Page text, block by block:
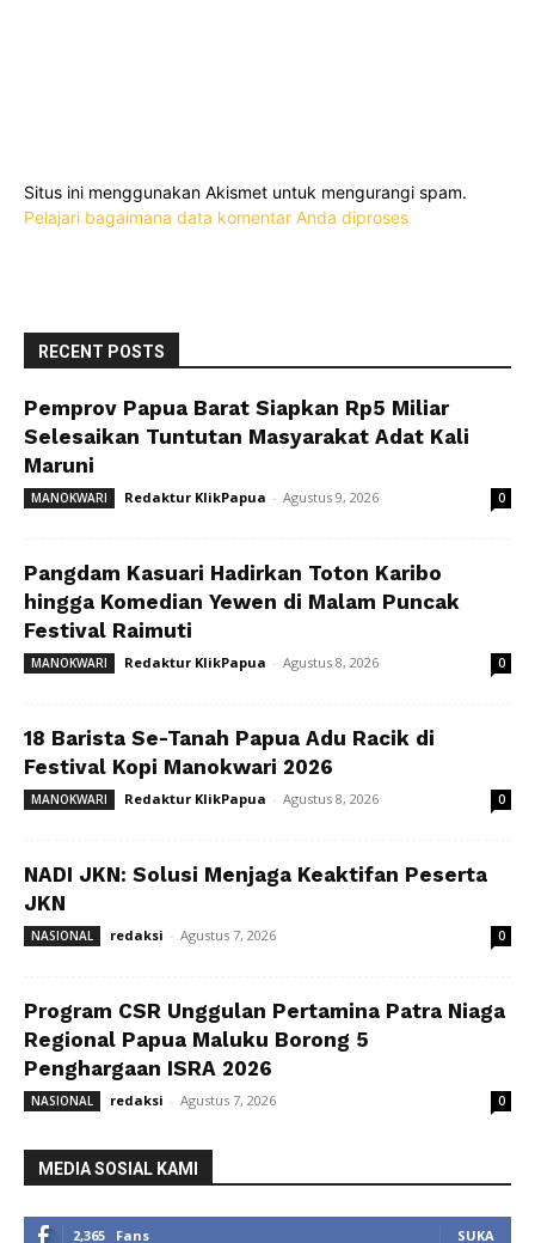
Situs ini menggunakan Akismet untuk mengurangi spam.
Pelajari bagaimana data komentar Anda diproses
RECENT POSTS
Pemprov Papua Barat Siapkan Rp5 Miliar
Selesaikan Tuntutan Masyarakat Adat Kali
Maruni
MANOKWARI Redaktur KlikPapua - Agustus 9, 2026 0
Pangdam Kasuari Hadirkan Toton Karibo
hingga Komedian Yewen di Malam Puncak
Festival Raimuti
MANOKWARI Redaktur KlikPapua - Agustus 8, 2026 0
18 Barista Se-Tanah Papua Adu Racik di
Festival Kopi Manokwari 2026
MANOKWARI Redaktur KlikPapua - Agustus 8, 2026 0
NADI JKN: Solusi Menjaga Keaktifan Peserta
JKN
NASIONAL redaksi - Agustus 7, 2026 0
Program CSR Unggulan Pertamina Patra Niaga
Regional Papua Maluku Borong 5
Penghargaan ISRA 2026
NASIONAL redaksi - Agustus 7, 2026 0
MEDIA SOSIAL KAMI
2,365 Fans SUKA